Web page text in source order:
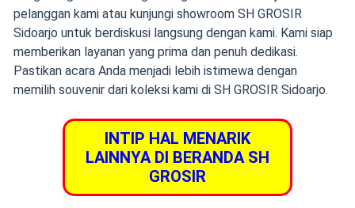
pelanggan kami atau kunjungi showroom SH GROSIR
Sidoarjo untuk berdiskusi langsung dengan kami. Kami siap
memberikan layanan yang prima dan penuh dedikasi.
Pastikan acara Anda menjadi lebih istimewa dengan
memilih souvenir dari koleksi kami di SH GROSIR Sidoarjo.
INTIP HAL MENARIK
LAINNYA DI BERANDA SH
GROSIR